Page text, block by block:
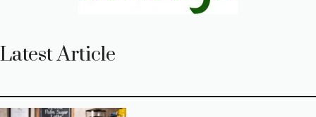
Latest Article